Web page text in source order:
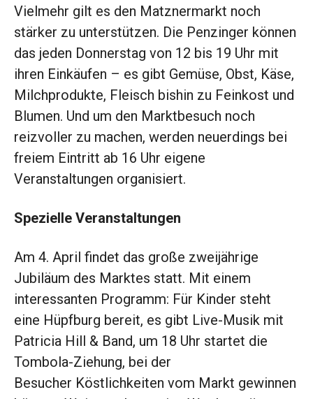
Vielmehr gilt es den Matznermarkt noch
stärker zu unterstützen. Die Penzinger können
das jeden Donnerstag von 12 bis 19 Uhr mit
ihren Einkäufen – es gibt Gemüse, Obst, Käse,
Milchprodukte, Fleisch bishin zu Feinkost und
Blumen. Und um den Marktbesuch noch
reizvoller zu machen, werden neuerdings bei
freiem Eintritt ab 16 Uhr eigene
Veranstaltungen organisiert.
Spezielle Veranstaltungen
Am 4. April findet das große zweijährige
Jubiläum des Marktes statt. Mit einem
interessanten Programm: Für Kinder steht
eine Hüpfburg bereit, es gibt Live-Musik mit
Patricia Hill & Band, um 18 Uhr startet die
Tombola-Ziehung, bei der
Besucher Köstlichkeiten vom Markt gewinnen